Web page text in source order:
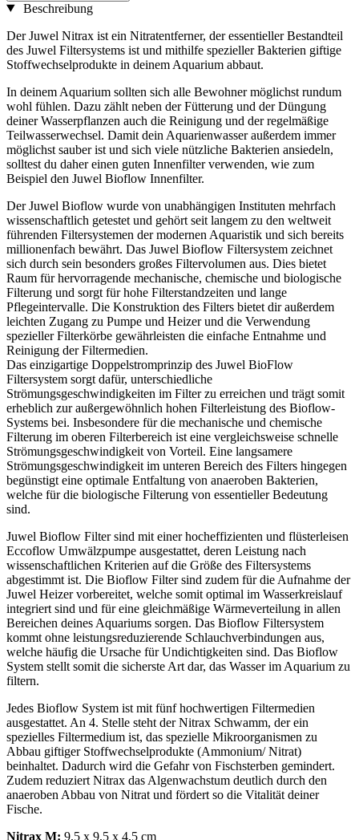
Beschreibung
Der Juwel Nitrax ist ein Nitratentferner, der essentieller Bestandteil
des Juwel Filtersystems ist und mithilfe spezieller Bakterien giftige
Stoffwechselprodukte in deinem Aquarium abbaut.
In deinem Aquarium sollten sich alle Bewohner möglichst rundum
wohl fühlen. Dazu zählt neben der Fütterung und der Düngung
deiner Wasserpflanzen auch die Reinigung und der regelmäßige
Teilwasserwechsel. Damit dein Aquarienwasser außerdem immer
möglichst sauber ist und sich viele nützliche Bakterien ansiedeln,
solltest du daher einen guten Innenfilter verwenden, wie zum
Beispiel den Juwel Bioflow Innenfilter.
Der Juwel Bioflow wurde von unabhängigen Instituten mehrfach
wissenschaftlich getestet und gehört seit langem zu den weltweit
führenden Filtersystemen der modernen Aquaristik und sich bereits
millionenfach bewährt. Das Juwel Bioflow Filtersystem zeichnet
sich durch sein besonders großes Filtervolumen aus. Dies bietet
Raum für hervorragende mechanische, chemische und biologische
Filterung und sorgt für hohe Filterstandzeiten und lange
Pflegeintervalle. Die Konstruktion des Filters bietet dir außerdem
leichten Zugang zu Pumpe und Heizer und die Verwendung
spezieller Filterkörbe gewährleisten die einfache Entnahme und
Reinigung der Filtermedien.
Das einzigartige Doppelstromprinzip des Juwel BioFlow
Filtersystem sorgt dafür, unterschiedliche
Strömungsgeschwindigkeiten im Filter zu erreichen und trägt somit
erheblich zur außergewöhnlich hohen Filterleistung des Bioflow-
Systems bei. Insbesondere für die mechanische und chemische
Filterung im oberen Filterbereich ist eine vergleichsweise schnelle
Strömungsgeschwindigkeit von Vorteil. Eine langsamere
Strömungsgeschwindigkeit im unteren Bereich des Filters hingegen
begünstigt eine optimale Entfaltung von anaeroben Bakterien,
welche für die biologische Filterung von essentieller Bedeutung
sind.
Juwel Bioflow Filter sind mit einer hocheffizienten und flüsterleisen
Eccoflow Umwälzpumpe ausgestattet, deren Leistung nach
wissenschaftlichen Kriterien auf die Größe des Filtersystems
abgestimmt ist. Die Bioflow Filter sind zudem für die Aufnahme der
Juwel Heizer vorbereitet, welche somit optimal im Wasserkreislauf
integriert sind und für eine gleichmäßige Wärmeverteilung in allen
Bereichen deines Aquariums sorgen. Das Bioflow Filtersystem
kommt ohne leistungsreduzierende Schlauchverbindungen aus,
welche häufig die Ursache für Undichtigkeiten sind. Das Bioflow
System stellt somit die sicherste Art dar, das Wasser im Aquarium zu
filtern.
Jedes Bioflow System ist mit fünf hochwertigen Filtermedien
ausgestattet. An 4. Stelle steht der Nitrax Schwamm, der ein
spezielles Filtermedium ist, das spezielle Mikroorganismen zu
Abbau giftiger Stoffwechselprodukte (Ammonium/ Nitrat)
beinhaltet. Dadurch wird die Gefahr von Fischsterben gemindert.
Zudem reduziert Nitrax das Algenwachstum deutlich durch den
anaeroben Abbau von Nitrat und fördert so die Vitalität deiner
Fische.
Nitrax M: 9,5 x 9,5 x 4,5 cm